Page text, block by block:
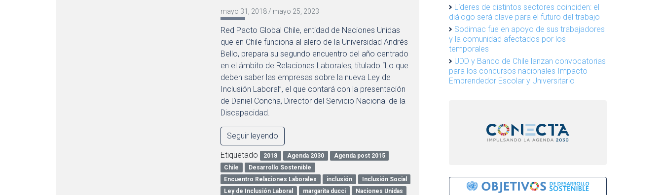
mayo 31, 2018 / mayo 25, 2023
Red Pacto Global Chile, entidad de Naciones Unidas
que en Chile funciona al alero de la Universidad Andrés
Bello, prepara su segundo encuentro del año centrado
en el ámbito de Relaciones Laborales, titulado “Lo que
deben saber las empresas sobre la nueva Ley de
Inclusión Laboral”, el que contará con la presentación
de Daniel Concha, Director del Servicio Nacional de la
Discapacidad.
Seguir leyendo
Etiquetado 2018 Agenda 2030
Agenda post 2015
Chile
Desarrollo Sostenible
Encuentro Relaciones Laborales
inclusión
Inclusión Social
Ley de Inclusión Laboral
margarita ducci
Naciones Unidas
Líderes de distintos sectores coinciden: el
diálogo será clave para el futuro del trabajo
Sodimac fue en apoyo de sus trabajadores
y la comunidad afectados por los
temporales
UDD y Banco de Chile lanzan convocatorias
para los concursos nacionales Impacto
Emprendedor Escolar y Universitario